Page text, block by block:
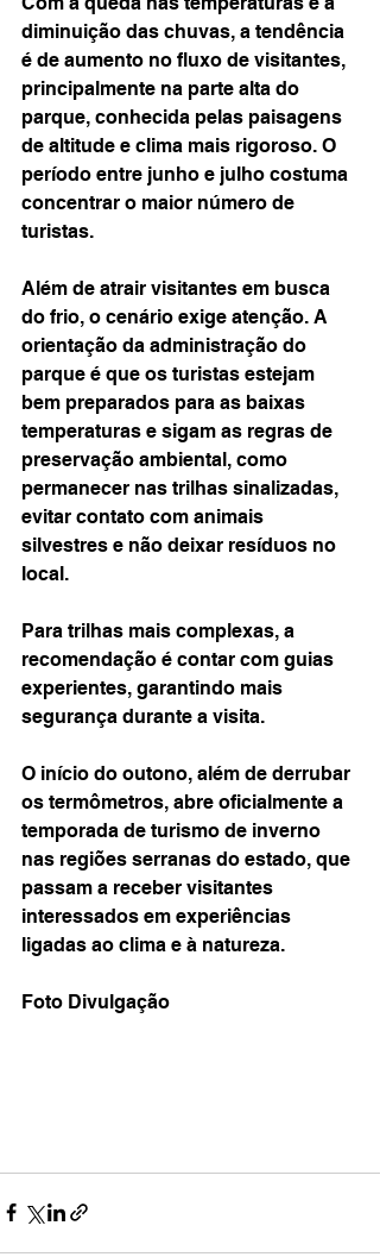
diminuição das chuvas, a tendência
é de aumento no fluxo de visitantes,
principalmente na parte alta do
parque, conhecida pelas paisagens
de altitude e clima mais rigoroso. O
período entre junho e julho costuma
concentrar o maior número de
turistas.
Além de atrair visitantes em busca
do frio, o cenário exige atenção. A
orientação da administração do
parque é que os turistas estejam
bem preparados para as baixas
temperaturas e sigam as regras de
preservação ambiental, como
permanecer nas trilhas sinalizadas,
evitar contato com animais
silvestres e não deixar resíduos no
local.
Para trilhas mais complexas, a
recomendação é contar com guias
experientes, garantindo mais
segurança durante a visita.
O início do outono, além de derrubar
os termômetros, abre oficialmente a
temporada de turismo de inverno
nas regiões serranas do estado, que
passam a receber visitantes
interessados em experiências
ligadas ao clima e à natureza.
Foto Divulgação